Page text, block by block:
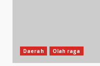
Daerah Olah raga